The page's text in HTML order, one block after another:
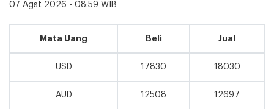
07 Agst 2026 - 08:59 WIB
Mata Uang Beli Jual
USD 17830 18030
AUD 12508 12697